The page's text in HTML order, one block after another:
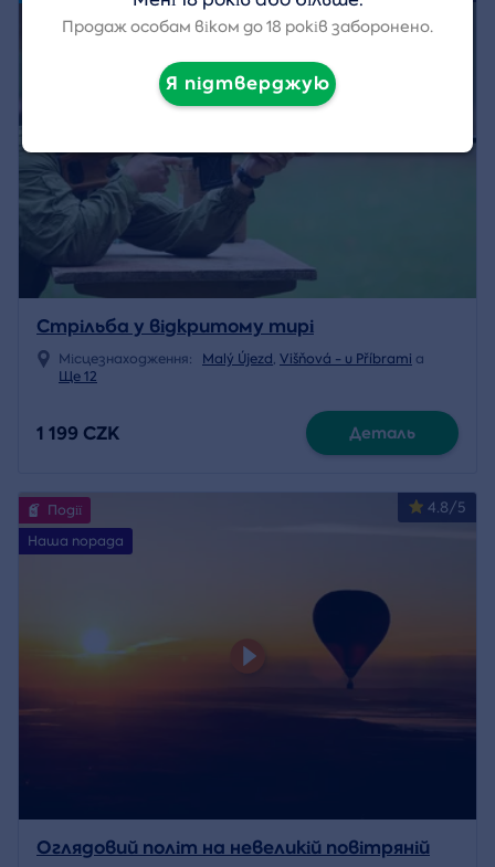
Стрільба у відкритому тирі
Місцезнаходження: Malý Újezd, Višňová - u Příbrami a
Ще 12
1 199 CZK Деталь
4.8/5
Події
Наша порада
Оглядовий політ на невеликій повітряній
Продаж особам віком до 18 років заборонено.
Я підтверджую